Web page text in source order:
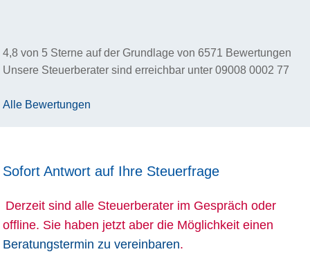
4,8 von 5 Sterne auf der Grundlage von 6571 Bewertungen
Unsere Steuerberater sind erreichbar unter 09008 0002 77
Alle Bewertungen
Sofort Antwort auf Ihre Steuerfrage
Derzeit sind alle Steuerberater im Gespräch oder
offline. Sie haben jetzt aber die Möglichkeit einen
Beratungstermin zu vereinbaren.